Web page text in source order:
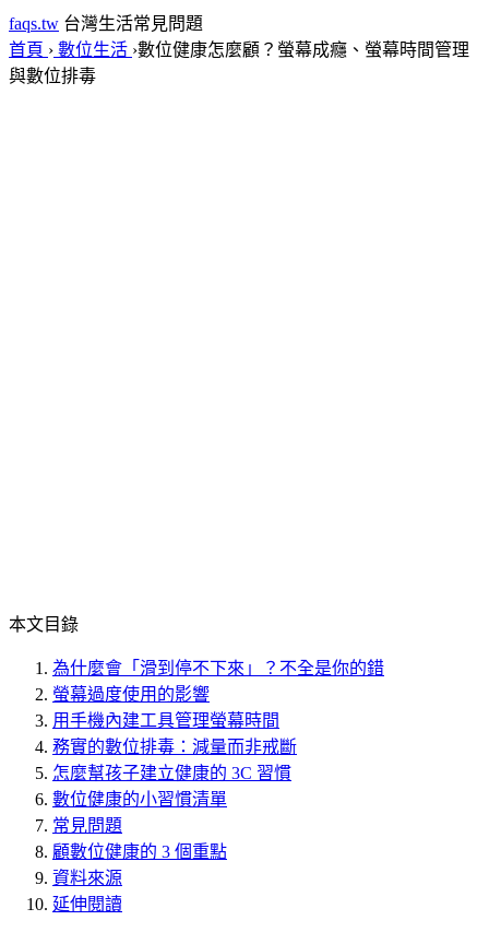
faqs.tw 台灣生活常見問題
首頁 › 數位生活 ›數位健康怎麼顧？螢幕成癮、螢幕時間管理
與數位排毒
本文目錄
為什麼會「滑到停不下來」？不全是你的錯
螢幕過度使用的影響
用手機內建工具管理螢幕時間
務實的數位排毒：減量而非戒斷
怎麼幫孩子建立健康的 3C 習慣
數位健康的小習慣清單
常見問題
顧數位健康的 3 個重點
資料來源
延伸閱讀